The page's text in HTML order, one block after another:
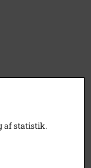
af statistik.